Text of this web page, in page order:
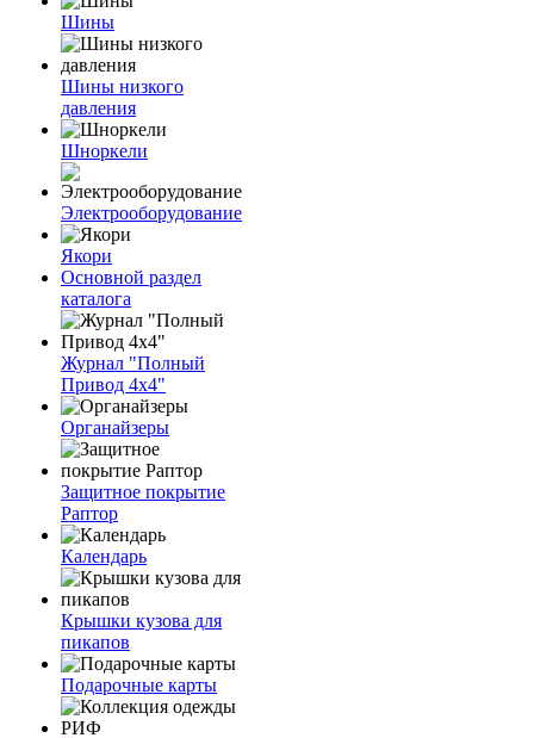
Шины
Шины низкого
давления
Шноркели
Электрооборудование
Якори
Основной раздел
каталога
Журнал "Полный
Привод 4х4"
Органайзеры
Защитное покрытие
Раптор
Календарь
Крышки кузова для
пикапов
Подарочные карты